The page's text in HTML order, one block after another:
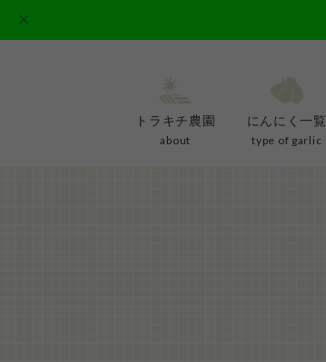
トラキチ農園
about
にんにく一覧
type of garlic